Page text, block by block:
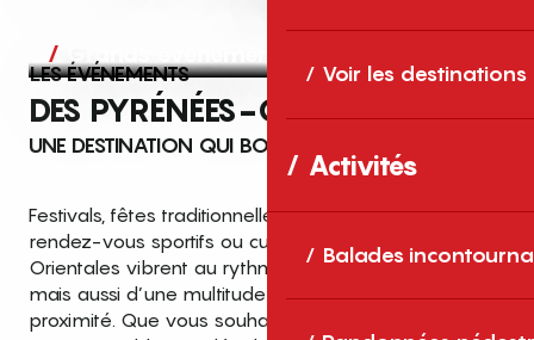
Voir les destinations
Activités
Balades
Grands événements
LES ÉVÉNEMENTS
DES PYRÉNÉES-ORIENTALES
UNE DESTINATION QUI BOUGE TOUTE L’ANNÉE
Festivals, fêtes traditionnelles, concerts, expositions,
rendez-vous sportifs ou culturels… les Pyrénées-
Orientales vibrent au rythme de grands temps forts
mais aussi d’une multitude d’événements de
proximité. Que vous souhaitiez vivre les
Top des événements et sorties